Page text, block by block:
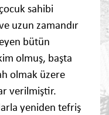
sahibi
uzun zamandır
bütün
olmuş, başta
olmak üzere
verilmiştir.
yeniden tefriş